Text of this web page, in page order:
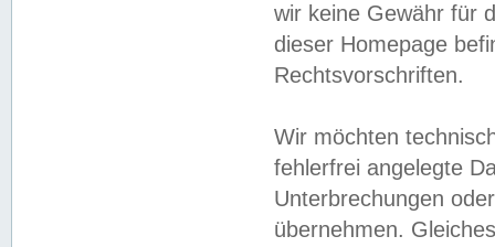
wir keine Gewähr für
dieser Homepage
Rechtsvorschriften.
Wir möchten
fehlerfrei angelegte
Unterbrechungen
übernehmen.